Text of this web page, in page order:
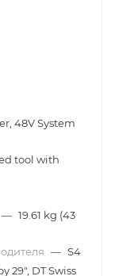
48V System
tool with
— 19.61 kg (43
— S4
29", DT Swiss